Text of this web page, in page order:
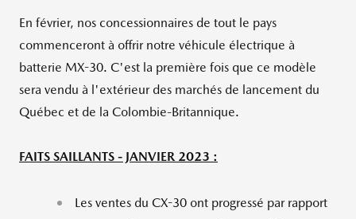
En février, nos concessionnaires de tout le pays
commenceront à offrir notre véhicule électrique à
batterie MX-30. C'est la première fois que ce modèle
sera vendu à l'extérieur des marchés de lancement du
Québec et de la Colombie-Britannique.
FAITS SAILLANTS - JANVIER 2023 :
Les ventes du CX-30 ont progressé par rapport